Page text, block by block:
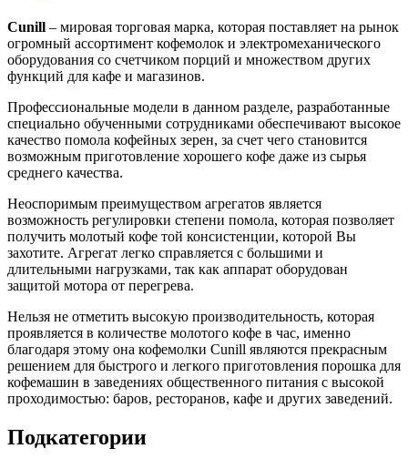
Cunill – мировая торговая марка, которая поставляет на рынок
огромный ассортимент кофемолок и электромеханического
оборудования со счетчиком порций и множеством других
функций для кафе и магазинов.
Профессиональные модели в данном разделе, разработанные
специально обученными сотрудниками обеспечивают высокое
качество помола кофейных зерен, за счет чего становится
возможным приготовление хорошего кофе даже из сырья
среднего качества.
Неоспоримым преимуществом агрегатов является
возможность регулировки степени помола, которая позволяет
получить молотый кофе той консистенции, которой Вы
захотите. Агрегат легко справляется с большими и
длительными нагрузками, так как аппарат оборудован
защитой мотора от перегрева.
Нельзя не отметить высокую производительность, которая
проявляется в количестве молотого кофе в час, именно
благодаря этому она кофемолки Cunill являются прекрасным
решением для быстрого и легкого приготовления порошка для
кофемашин в заведениях общественного питания с высокой
проходимостью: баров, ресторанов, кафе и других заведений.
Подкатегории